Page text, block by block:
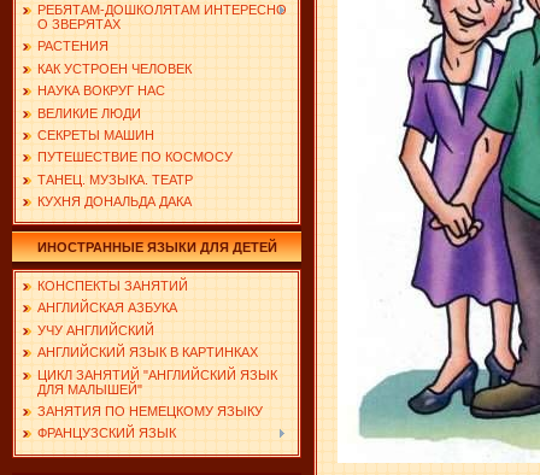
РЕБЯТАМ-ДОШКОЛЯТАМ ИНТЕРЕСНО
О ЗВЕРЯТАХ
РАСТЕНИЯ
КАК УСТРОЕН ЧЕЛОВЕК
НАУКА ВОКРУГ НАС
ВЕЛИКИЕ ЛЮДИ
СЕКРЕТЫ МАШИН
ПУТЕШЕСТВИЕ ПО КОСМОСУ
ТАНЕЦ. МУЗЫКА. ТЕАТР
КУХНЯ ДОНАЛЬДА ДАКА
ИНОСТРАННЫЕ ЯЗЫКИ ДЛЯ ДЕТЕЙ
КОНСПЕКТЫ ЗАНЯТИЙ
АНГЛИЙСКАЯ АЗБУКА
УЧУ АНГЛИЙСКИЙ
АНГЛИЙСКИЙ ЯЗЫК В КАРТИНКАХ
ЦИКЛ ЗАНЯТИЙ "АНГЛИЙСКИЙ ЯЗЫК
ДЛЯ МАЛЫШЕЙ"
ЗАНЯТИЯ ПО НЕМЕЦКОМУ ЯЗЫКУ
ФРАНЦУЗСКИЙ ЯЗЫК